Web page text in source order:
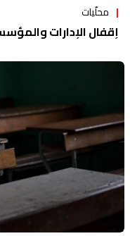
محلّيات
إقفال الإدارات